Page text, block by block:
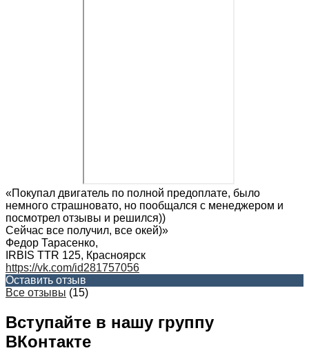
«Покупал двигатель по полной предоплате, было
немного страшновато, но пообщался с менеджером и
посмотрел отзывы и решился))
Сейчас все получил, все окей)»
Федор Тарасенко,
IRBIS TTR 125, Красноярск
https://vk.com/id281757056
Оставить отзыв
Все отзывы (15)
Вступайте в нашу группу
ВКонтакте